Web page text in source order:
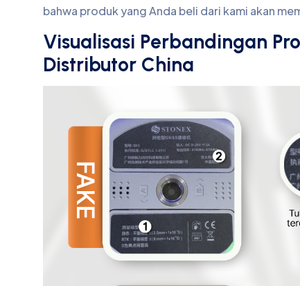
bahwa produk yang Anda beli dari kami akan
Visualisasi Perbandingan
Distributor China